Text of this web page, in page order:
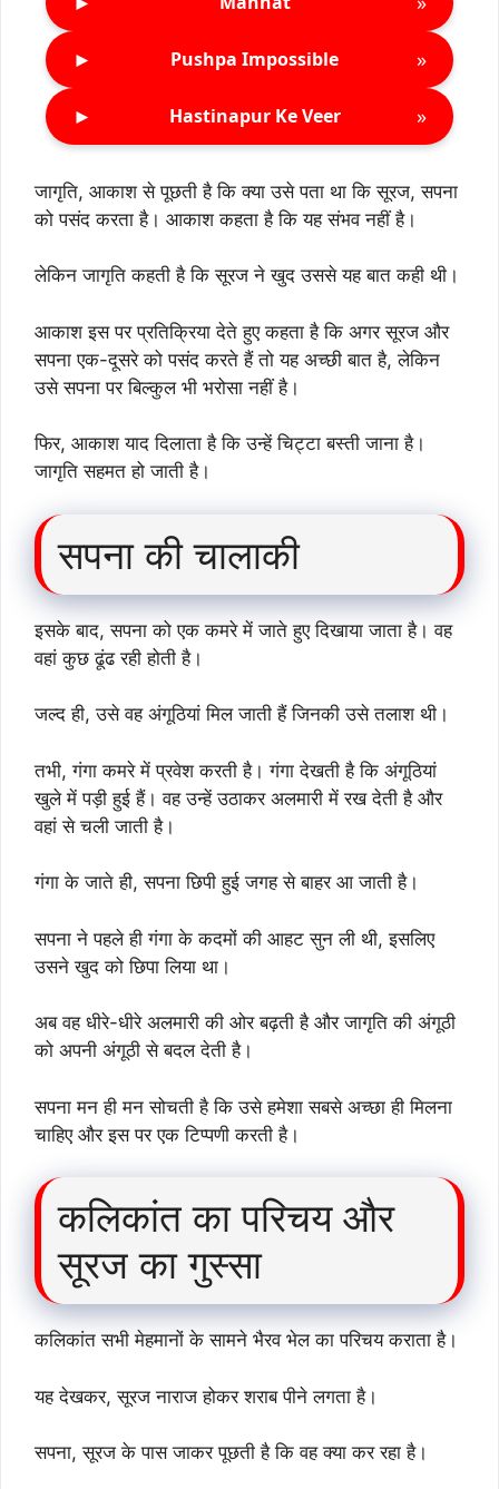
► Pushpa Impossible »
► Hastinapur Ke Veer »
जागृति, आकाश से पूछती है कि क्या उसे पता था कि सूरज, सपना
को पसंद करता है। आकाश कहता है कि यह संभव नहीं है।
लेकिन जागृति कहती है कि सूरज ने खुद उससे यह बात कही थी।
आकाश इस पर प्रतिक्रिया देते हुए कहता है कि अगर सूरज और
सपना एक-दूसरे को पसंद करते हैं तो यह अच्छी बात है, लेकिन
उसे सपना पर बिल्कुल भी भरोसा नहीं है।
फिर, आकाश याद दिलाता है कि उन्हें चिट्टा बस्ती जाना है।
जागृति सहमत हो जाती है।
सपना की चालाकी
इसके बाद, सपना को एक कमरे में जाते हुए दिखाया जाता है। वह
वहां कुछ ढूंढ रही होती है।
जल्द ही, उसे वह अंगूठियां मिल जाती हैं जिनकी उसे तलाश थी।
तभी, गंगा कमरे में प्रवेश करती है। गंगा देखती है कि अंगूठियां
खुले में पड़ी हुई हैं। वह उन्हें उठाकर अलमारी में रख देती है और
वहां से चली जाती है।
गंगा के जाते ही, सपना छिपी हुई जगह से बाहर आ जाती है।
सपना ने पहले ही गंगा के कदमों की आहट सुन ली थी, इसलिए
उसने खुद को छिपा लिया था।
अब वह धीरे-धीरे अलमारी की ओर बढ़ती है और जागृति की अंगूठी
को अपनी अंगूठी से बदल देती है।
सपना मन ही मन सोचती है कि उसे हमेशा सबसे अच्छा ही मिलना
चाहिए और इस पर एक टिप्पणी करती है।
कलिकांत का परिचय और
सूरज का गुस्सा
कलिकांत सभी मेहमानों के सामने भैरव भेल का परिचय कराता है।
यह देखकर, सूरज नाराज होकर शराब पीने लगता है।
सपना, सूरज के पास जाकर पूछती है कि वह क्या कर रहा है।